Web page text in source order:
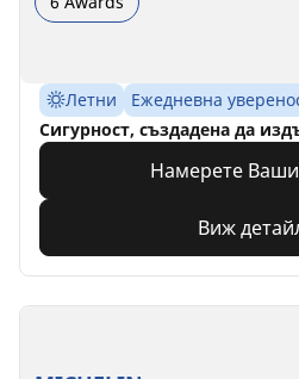
Летни
Ежедневна
Сигурност, създадена да
Намерете
Виж